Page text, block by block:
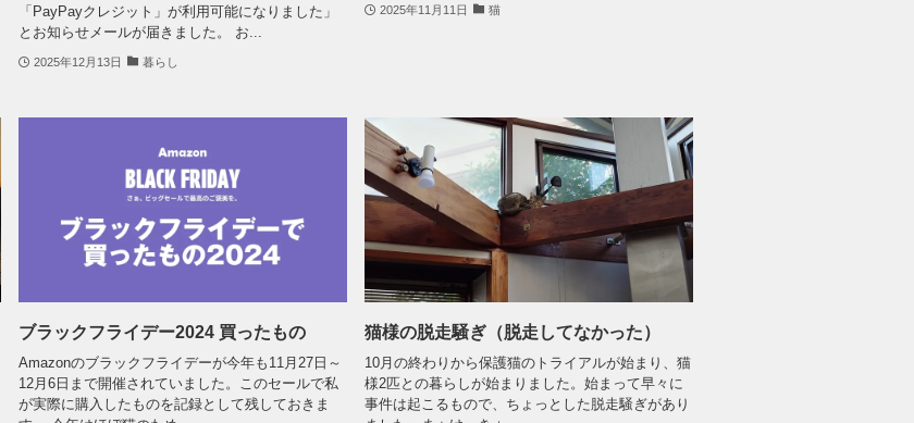
「PayPayクレジット」が利用可能になりました」
とお知らせメールが届きました。 お...
2025年12月13日 暮らし
2025年11月11日 猫
ブラックフライデー2024 買ったもの
Amazonのブラックフライデーが今年も11月27日～
12月6日まで開催されていました。このセールで私
が実際に購入したものを記録として残しておきま
猫様の脱走騒ぎ（脱走してなかった）
10月の終わりから保護猫のトライアルが始まり、猫
様2匹との暮らしが始まりました。始まって早々に
事件は起こるもので、ちょっとした脱走騒ぎがあり